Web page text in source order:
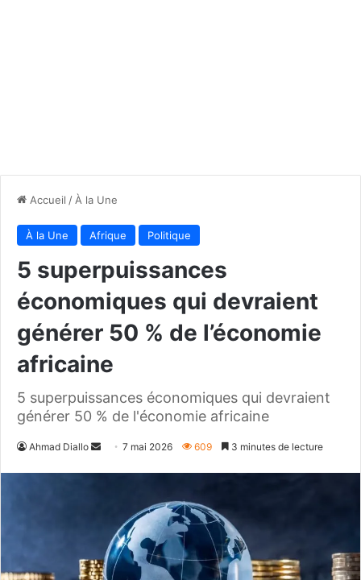
Accueil / À la Une
À la Une Afrique Politique
5 superpuissances
économiques qui devraient
générer 50 % de l’économie
africaine
5 superpuissances économiques qui devraient
générer 50 % de l'économie africaine
Ahmad Diallo
Envoyer7 mai 2026 609 3 minutes de lecture